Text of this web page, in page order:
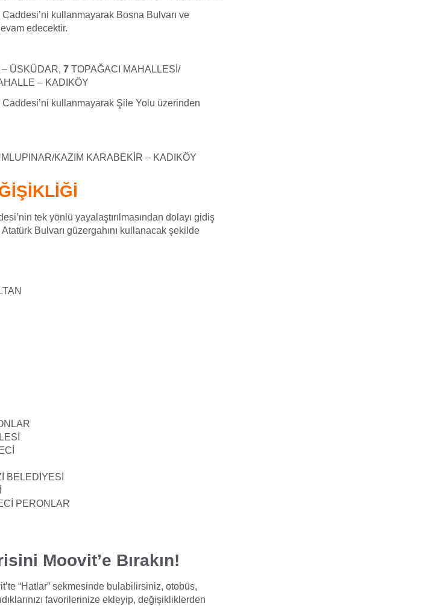
kullanmayarak Bosna Bulvarı ve
edecektir.
ÜSKÜDAR, 7 TOPAĞACI MAHALLESİ/
– KADIKÖY
kullanmayarak Şile Yolu üzerinden
KAZIM KARABEKİR – KADIKÖY
tek yönlü yayalaştırılmasından dolayı gidiş
Bulvarı güzergahını kullanacak şekilde
BELEDİYESİ
PERONLAR
Moovit’e Bırakın!
“Hatlar” sekmesinde bulabilirsiniz, otobüs,
favorilerinize ekleyip, değişikliklerden